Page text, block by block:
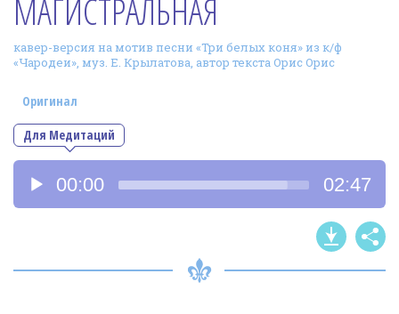
Фотогалерея
In English
Видео
Ииссиидиология
Номера песен
МАГИСТРАЛЬНАЯ
кавер-версия на мотив песни «Три белых коня» из к/ф
«Чародеи», муз. Е. Крылатова, автор текста Орис Орис
Для Медитаций
Оригинал
Аудиоплеер
00:00 02:47